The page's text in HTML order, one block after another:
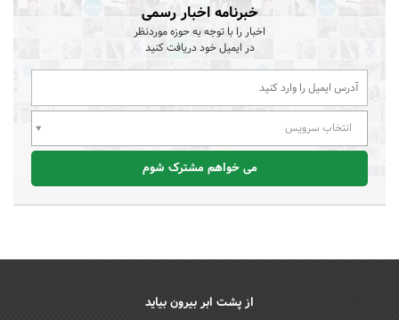
خبرنامه اخبار رسمی
اخبار را با توجه به حوزه موردنظر
در ایمیل خود دریافت کنید
انتخاب سرویس
می خواهم مشترک شوم
از پشت ابر بیرون بیاید